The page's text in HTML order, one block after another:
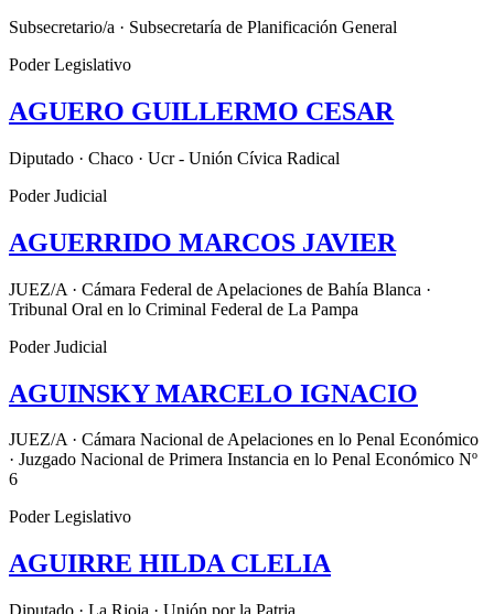
Subsecretario/a · Subsecretaría de Planificación General
Poder Legislativo
AGUERO GUILLERMO CESAR
Diputado · Chaco · Ucr - Unión Cívica Radical
Poder Judicial
AGUERRIDO MARCOS JAVIER
JUEZ/A · Cámara Federal de Apelaciones de Bahía Blanca ·
Tribunal Oral en lo Criminal Federal de La Pampa
Poder Judicial
AGUINSKY MARCELO IGNACIO
JUEZ/A · Cámara Nacional de Apelaciones en lo Penal Económico
· Juzgado Nacional de Primera Instancia en lo Penal Económico Nº
6
Poder Legislativo
AGUIRRE HILDA CLELIA